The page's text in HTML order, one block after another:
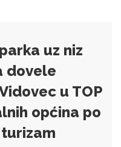
uz niz
dovele
u TOP
općina po